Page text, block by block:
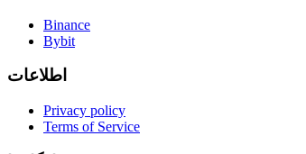
Binance
Bybit
اطلاعات
Privacy policy
Terms of Service